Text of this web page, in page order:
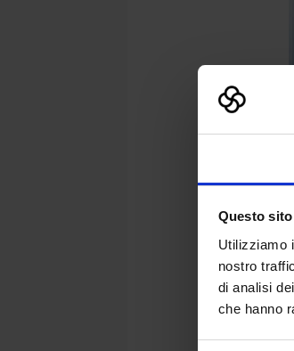
Questo
Utilizziamo
nostro
di analisi
che hanno
Perchè
di